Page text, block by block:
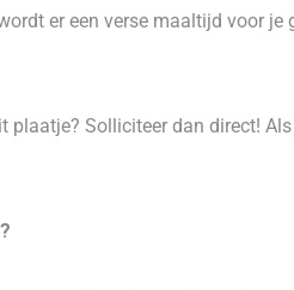
er een verse maaltijd voor
plaatje? Solliciteer dan direct!